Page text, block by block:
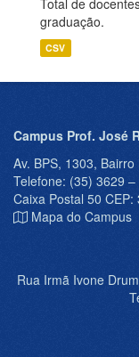
Total de
graduação.
CSV
Campus Prof. José
Av. BPS, 1303,
Telefone: (35) 3629
Caixa Postal 50 CEP:
Mapa do Campus
Rua Irmã Ivone